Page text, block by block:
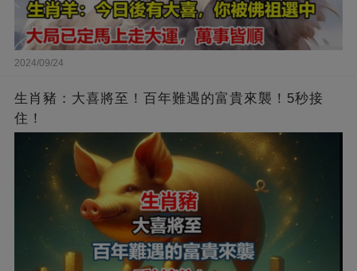
2024/09/24
生肖豬：大喜將至！百年難遇的富貴來襲！5秒接
住！